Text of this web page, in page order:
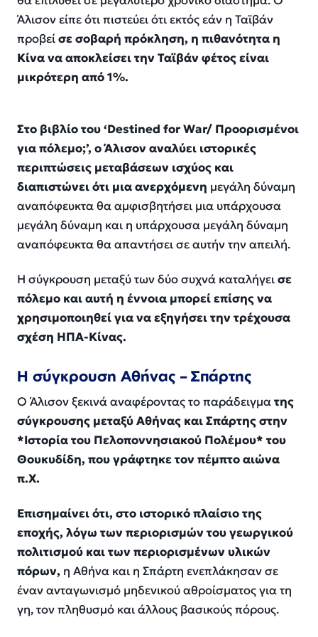
Άλισον είπε ότι πιστεύει ότι εκτός εάν η Ταϊβάν
προβείσε σοβαρή πρόκληση, η πιθανότητα η
Κίνα να αποκλείσει την Ταϊβάν φέτος είναι
μικρότερη από 1%.
Στο βιβλίο του ‘Destined for War/ Προορισμένοι
για πόλεμο;’, ο Άλισον αναλύει ιστορικές
περιπτώσεις μεταβάσεων ισχύος και
διαπιστώνει ότι μια ανερχόμενη μεγάλη δύναμη
αναπόφευκτα θα αμφισβητήσει μια υπάρχουσα
μεγάλη δύναμη και η υπάρχουσα μεγάλη δύναμη
αναπόφευκτα θα απαντήσει σε αυτήν την απειλή.
Η σύγκρουση μεταξύ των δύο συχνά καταλήγεισε
πόλεμο και αυτή η έννοια μπορεί επίσης να
χρησιμοποιηθεί για να εξηγήσει την τρέχουσα
σχέση ΗΠΑ-Κίνας.
Η σύγκρουση Αθήνας – Σπάρτης
Ο Άλισον ξεκινά αναφέροντας το παράδειγματης
σύγκρουσης μεταξύ Αθήνας και Σπάρτης στην
*Ιστορία του Πελοποννησιακού Πολέμου* του
Θουκυδίδη, που γράφτηκε τον πέμπτο αιώνα
π.Χ.
Επισημαίνει ότι, στο ιστορικό πλαίσιο της
εποχής, λόγω των περιορισμών του γεωργικού
πολιτισμού και των περιορισμένων υλικών
πόρων, η Αθήνα και η Σπάρτη ενεπλάκησαν σε
έναν ανταγωνισμό μηδενικού αθροίσματος για τη
γη, τον πληθυσμό και άλλους βασικούς πόρους.